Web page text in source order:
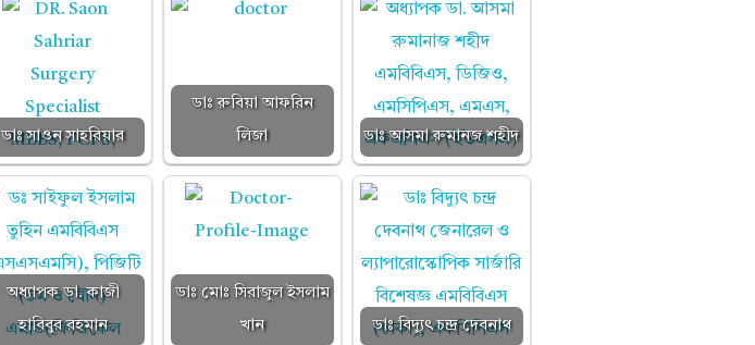
ডাঃ সাওন সাহরিয়ার
ডাঃ রুবিয়া আফরিন
লিজা
ডাঃ আসমা রুমানজ শহীদ
অধ্যাপক ডা. কাজী
হাবিবুর রহমান
ডাঃ মোঃ সিরাজুল ইসলাম
খান
ডাঃ বিদ্যুৎ চন্দ্র দেবনাথ